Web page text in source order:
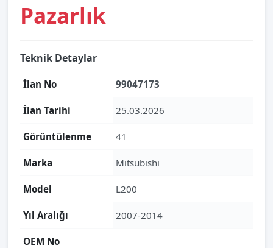
Pazarlık
Teknik Detaylar
İlan No 99047173
İlan Tarihi 25.03.2026
Görüntülenme 41
Marka Mitsubishi
Model L200
Yıl Aralığı 2007-2014
OEM No